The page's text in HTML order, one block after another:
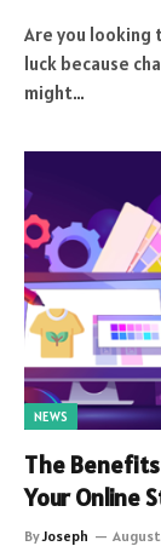
Are you looking
luck because
might…
NEWS
The
Your Online
ByJoseph